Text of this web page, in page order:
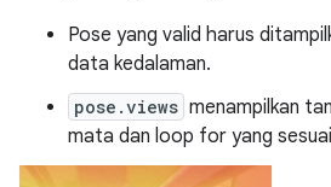
Pose yang valid harus
data kedalaman.
pose.views menampilkan
mata dan loop for yang